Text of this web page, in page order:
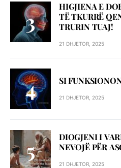
HIGJIENA E
TË TKURRË
TRURIN TUAJ!
21 DHJETOR, 2025
SI
21 DHJETOR, 2025
DIOGJENI I
NEVOJË PËR
21 DHJETOR, 2025